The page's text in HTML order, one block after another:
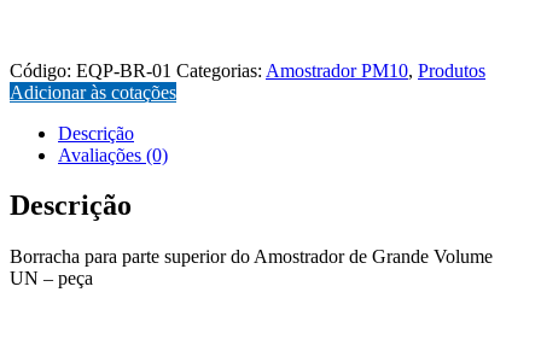
Código: EQP-BR-01 Categorias: Amostrador PM10, Produtos
Adicionar às cotações
Descrição
Avaliações (0)
Descrição
Borracha para parte superior do Amostrador de Grande Volume
UN – peça